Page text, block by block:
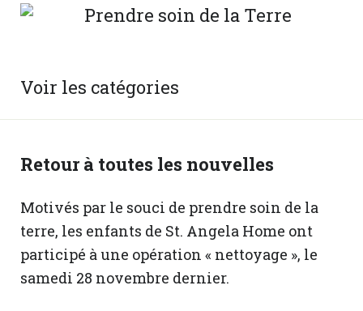
Voir les catégories
Retour à toutes les nouvelles
Motivés par le souci de prendre soin de la
terre, les enfants de St. Angela Home ont
participé à une opération « nettoyage », le
samedi 28 novembre dernier.